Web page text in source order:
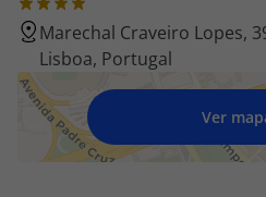
Voos
Hotéis
Voos + Hotel
Marechal Craveiro Lopes,
Lisboa, Portugal
Ver